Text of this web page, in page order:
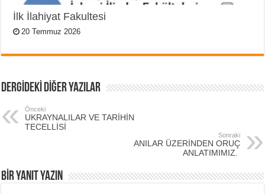
İlk İlahiyat Fakultesi
20 Temmuz 2026
DERGİDEKİ DİĞER YAZILAR
Önceki
UKRAYNALILAR VE TARİHİN
TECELLİSİ
Sonraki
ANILAR ÜZERİNDEN ORUÇ
ANLATIMIMIZ.
BIR YANIT YAZIN